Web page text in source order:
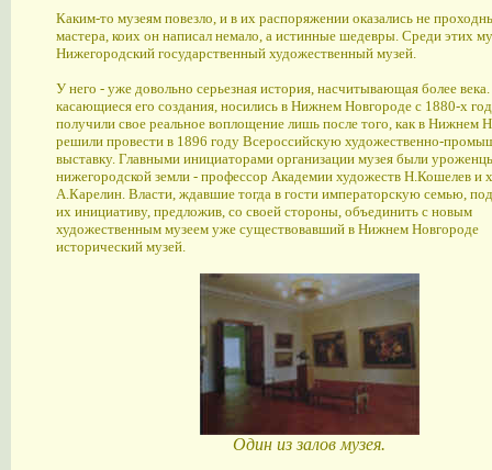
Каким-то музеям повезло, и в их распоряжении оказались не
мастера, коих он написал немало, а истинные шедевры. Среди этих
Нижегородский государственный художественный музей.
У него - уже довольно серьезная история, насчитывающая более
касающиеся его создания, носились в Нижнем Новгороде с 1880-х
получили свое реальное воплощение лишь после того, как в Нижнем
решили провести в 1896 году Всероссийскую художественно-
выставку. Главными инициаторами организации музея были
нижегородской земли - профессор Академии художеств Н.Кошелев и
А.Карелин. Власти, ждавшие тогда в гости императорскую семью,
их инициативу, предложив, со своей стороны, объединить с новым
художественным музеем уже существовавший в Нижнем Новгороде
исторический музей.
Один из залов музея.